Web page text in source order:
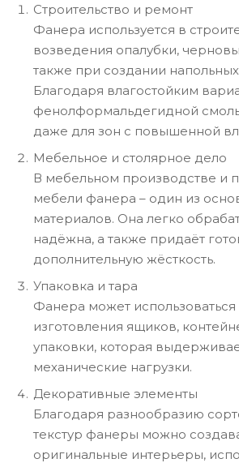
Строительство и ремонт
Фанера используется в
возведения опалубки,
также при создании
Благодаря влагостойким
фенолформальдегидной
даже для зон с повышенной
Мебельное и столярное дело
В мебельном производстве и
мебели фанера – один из
материалов. Она легко
надёжна, а также придаёт
дополнительную жёсткость.
Упаковка и тара
Фанера может использоваться
изготовления ящиков,
упаковки, которая
механические нагрузки.
Декоративные элементы
Благодаря разнообразию
текстур фанеры можно
оригинальные интерьеры,